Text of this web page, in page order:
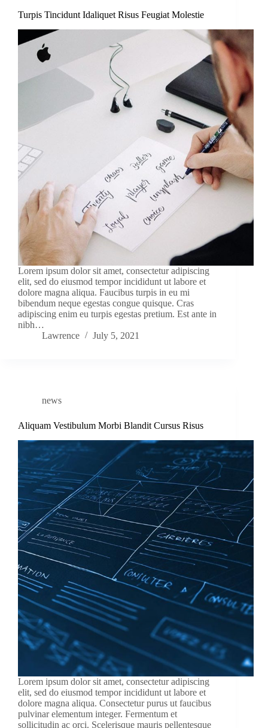
Turpis Tincidunt Idaliquet Risus Feugiat Molestie
Lorem ipsum dolor sit amet, consectetur adipiscing
elit, sed do eiusmod tempor incididunt ut labore et
dolore magna aliqua. Faucibus turpis in eu mi
bibendum neque egestas congue quisque. Cras
adipiscing enim eu turpis egestas pretium. Est ante in
nibh…
Lawrence
July 5, 2021
news
Aliquam Vestibulum Morbi Blandit Cursus Risus
Lorem ipsum dolor sit amet, consectetur adipiscing
elit, sed do eiusmod tempor incididunt ut labore et
dolore magna aliqua. Consectetur purus ut faucibus
pulvinar elementum integer. Fermentum et
sollicitudin ac orci. Scelerisque mauris pellentesque